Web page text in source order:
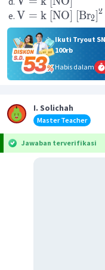
V = k [NO [Br2 ]2
Ikuti Tryout
100rb
Habis dalam
I. Solichah
Master Teacher
Jawaban terverifikasi